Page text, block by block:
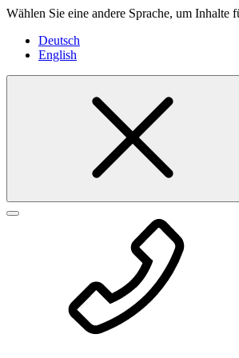
Wählen Sie eine andere Sprache, um Inhalte
Deutsch
English